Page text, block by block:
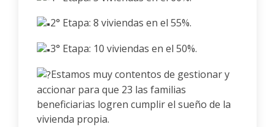
2° Etapa: 8 viviendas en el 55%.
3° Etapa: 10 viviendas en el 50%.
Estamos muy contentos de gestionar y
accionar para que 23 las familias
beneficiarias logren cumplir el sueño de la
vivienda propia.